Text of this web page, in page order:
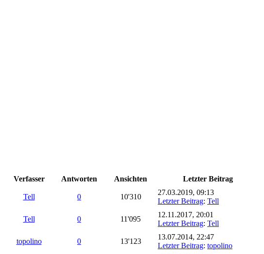
Verfasser Antworten Ansichten Letzter Beitrag
Tell 0 10'310
27.03.2019, 09:13
Letzter Beitrag: Tell
Tell 0 11'095
12.11.2017, 20:01
Letzter Beitrag: Tell
topolino 0 13'123
13.07.2014, 22:47
Letzter Beitrag: topolino